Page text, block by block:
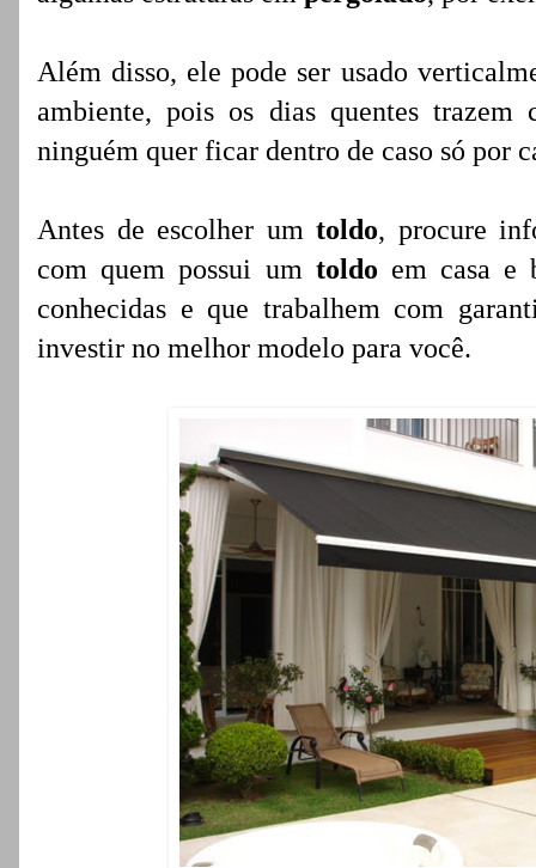
Além disso, ele pode ser usado
ambiente, pois os dias quentes trazem
ninguém quer ficar dentro de caso só por
Antes de escolher um toldo, procure
com quem possui um toldo em casa e
conhecidas e que trabalhem com
investir no melhor modelo para você.